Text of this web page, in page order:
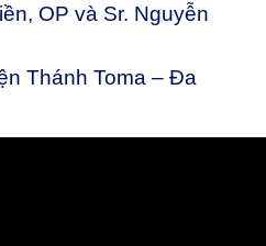
OP và Sr. Nguyễn
Thánh Toma – Đa